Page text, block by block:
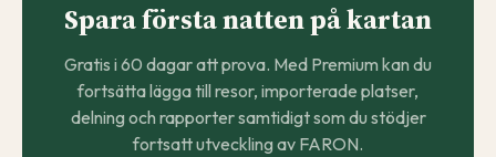
Spara första natten på kartan
Gratis i 60 dagar att prova. Med Premium kan du
fortsätta lägga till resor, importerade platser,
delning och rapporter samtidigt som du stödjer
fortsatt utveckling av FARON.